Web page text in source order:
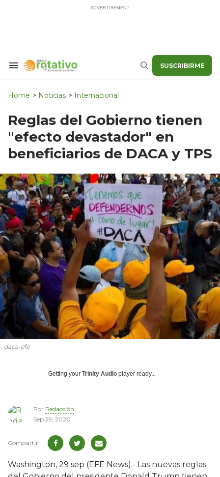
Search
Navigation
Buscar SUSCRIBIRME
Home > Noticias > Internacional
Reglas del Gobierno tienen
"efecto devastador" en
beneficiarios de DACA y TPS
daca-efe
Getting your Trinity Audio player ready...
Por Redacción
Sep 29, 2020
Washington, 29 sep (EFE News).- Las nuevas reglas